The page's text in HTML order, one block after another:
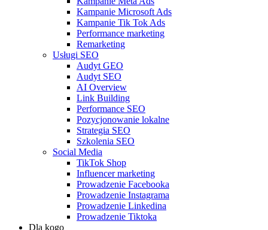
Kampanie Microsoft Ads
Kampanie Tik Tok Ads
Performance marketing
Remarketing
Usługi SEO
Audyt GEO
Audyt SEO
AI Overview
Link Building
Performance SEO
Pozycjonowanie lokalne
Strategia SEO
Szkolenia SEO
Social Media
TikTok Shop
Influencer marketing
Prowadzenie Facebooka
Prowadzenie Instagrama
Prowadzenie Linkedina
Prowadzenie Tiktoka
Dla kogo